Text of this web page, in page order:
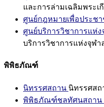
และการล่ามเฉลิมพระเ
ศูนย์กฎหมายเพื่อประช
ศูนย์บริการวิชาการแห่
บริการวิชาการแห่งจุฬ
พิพิธภัณฑ์
นิทรรศสถาน นิทรรศสถ
พิพิธภัณฑ์ชลทัศนสถาน